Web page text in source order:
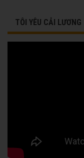
TÔI YÊU CẢI LƯƠNG